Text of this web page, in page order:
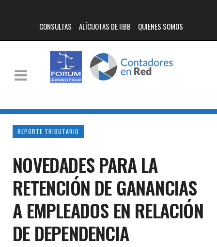
CONSULTAS ALÍCUOTAS DE IIBB QUIENES SOMOS
REPORTE TRIBUTARIO
NOVEDADES PARA LA
RETENCIÓN DE GANANCIAS
A EMPLEADOS EN RELACIÓN
DE DEPENDENCIA